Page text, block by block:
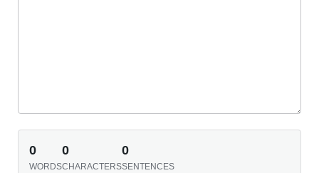
0
WORDS
0
CHARACTERS
0
SENTENCES